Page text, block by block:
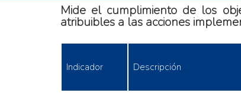
Mide el cumplimiento de los
atribuibles a las acciones
Indicador Descripción